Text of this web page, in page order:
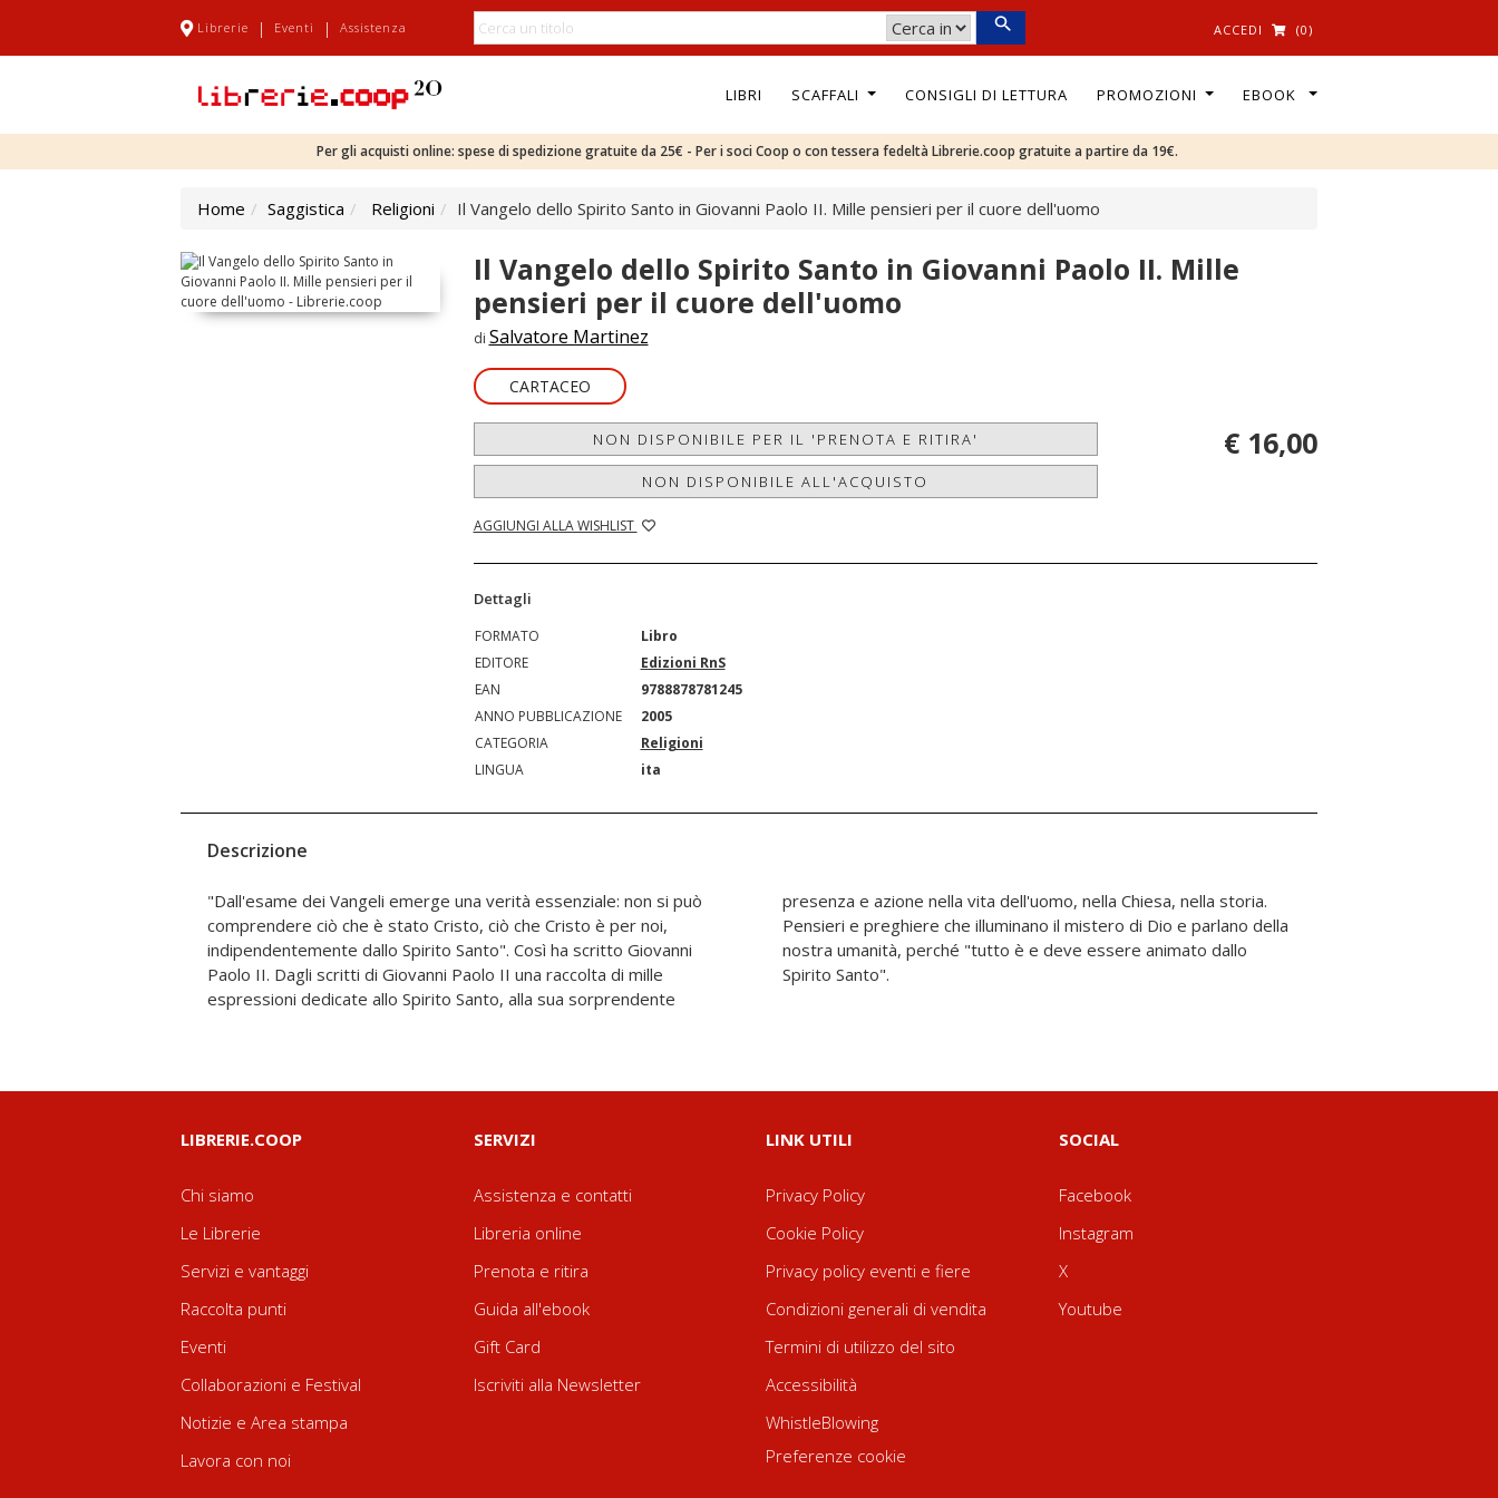
Librerie | Eventi | Assistenza ACCEDI (0)
LIBRI SCAFFALI CONSIGLI DI LETTURA PROMOZIONI EBOOK
Per gli acquisti online: spese di spedizione gratuite da 25€ - Per i soci Coop o con tessera fedeltà Librerie.coop gratuite a partire da 19€.
Home Saggistica Religioni Il Vangelo dello Spirito Santo in Giovanni Paolo II. Mille pensieri per il cuore dell'uomo
Il Vangelo dello Spirito Santo in Giovanni Paolo II. Mille
pensieri per il cuore dell'uomo
di Salvatore Martinez
CARTACEO
NON DISPONIBILE PER IL 'PRENOTA E RITIRA'
NON DISPONIBILE ALL'ACQUISTO
AGGIUNGI ALLA WISHLIST
€ 16,00
Dettagli
FORMATO
Libro
EDITORE
Edizioni RnS
EAN
9788878781245
ANNO PUBBLICAZIONE
2005
CATEGORIA
Religioni
LINGUA
ita
Descrizione
"Dall'esame dei Vangeli emerge una verità essenziale: non si può
comprendere ciò che è stato Cristo, ciò che Cristo è per noi,
indipendentemente dallo Spirito Santo". Così ha scritto Giovanni
Paolo II. Dagli scritti di Giovanni Paolo II una raccolta di mille
espressioni dedicate allo Spirito Santo, alla sua sorprendente
presenza e azione nella vita dell'uomo, nella Chiesa, nella storia.
Pensieri e preghiere che illuminano il mistero di Dio e parlano della
nostra umanità, perché "tutto è e deve essere animato dallo
Spirito Santo".
LIBRERIE.COOP
Chi siamo
Le Librerie
Servizi e vantaggi
Raccolta punti
Eventi
Collaborazioni e Festival
Notizie e Area stampa
Lavora con noi
SERVIZI
Assistenza e contatti
Libreria online
Prenota e ritira
Guida all'ebook
Gift Card
Iscriviti alla Newsletter
LINK UTILI
Privacy Policy
Cookie Policy
Privacy policy eventi e fiere
Condizioni generali di vendita
Termini di utilizzo del sito
Accessibilità
WhistleBlowing
Preferenze cookie
SOCIAL
Facebook
Instagram
X
Youtube